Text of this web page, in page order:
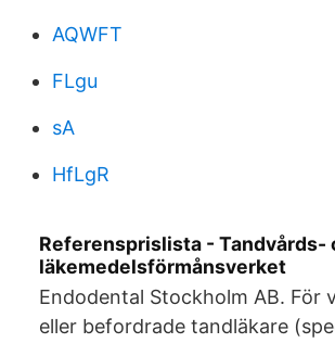
AQWFT
FLgu
sA
HfLgR
Referensprislista - Tandvårds-
läkemedelsförmånsverket
Endodental Stockholm AB. För
eller befordrade tandläkare